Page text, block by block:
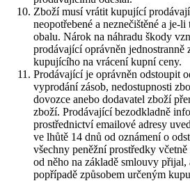
Zboží musí vrátit kupující
neopotřebené a neznečištěné a je-
obalu. Nárok na náhradu škody
prodávající oprávněn jednostranně
kupujícího na vrácení kupní ceny.
Prodávající je oprávněn odstoupit
vyprodání zásob, nedostupnosti
dovozce anebo dodavatel zboží
zboží. Prodávající bezodkladně
prostřednictví emailové adresy
ve lhůtě 14 dnů od oznámení o
všechny peněžní prostředky
od něho na základě smlouvy přijal,
popřípadě způsobem určeným